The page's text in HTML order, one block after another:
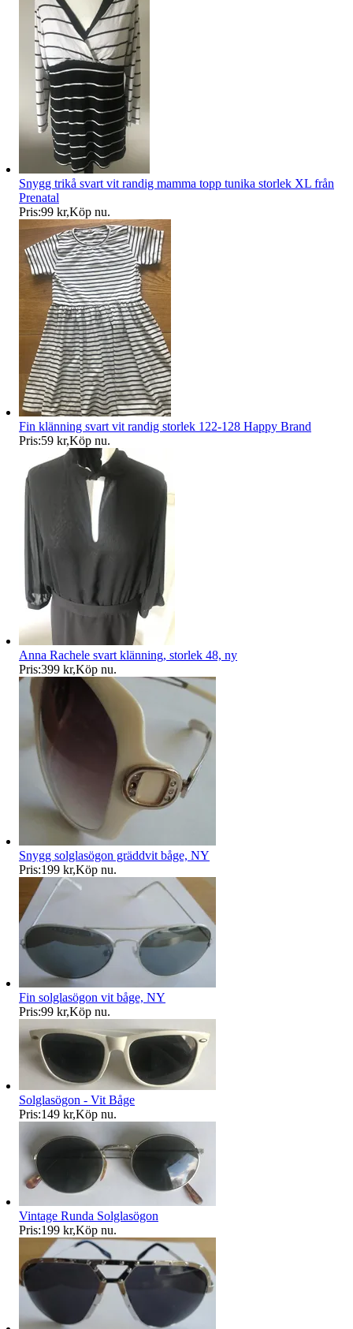
Snygg trikå svart vit randig mamma topp tunika storlek XL från
Prenatal
Pris:99 kr,Köp nu.
Fin klänning svart vit randig storlek 122-128 Happy Brand
Pris:59 kr,Köp nu.
Anna Rachele svart klänning, storlek 48, ny
Pris:399 kr,Köp nu.
Snygg solglasögon gräddvit båge, NY
Pris:199 kr,Köp nu.
Fin solglasögon vit båge, NY
Pris:99 kr,Köp nu.
Solglasögon - Vit Båge
Pris:149 kr,Köp nu.
Vintage Runda Solglasögon
Pris:199 kr,Köp nu.